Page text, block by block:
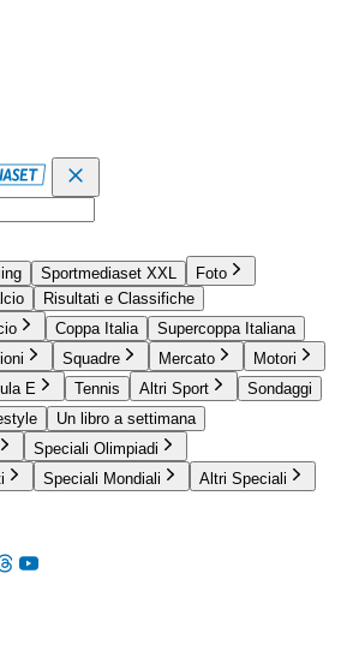
Sportmediaset XXL
Foto
Risultati e Classifiche
Coppa Italia
Supercoppa Italiana
Squadre Mercato
Motori
E Tennis Altri Sport
Sondaggi
Un libro a settimana
Speciali Olimpiadi
Speciali Mondiali Altri Speciali